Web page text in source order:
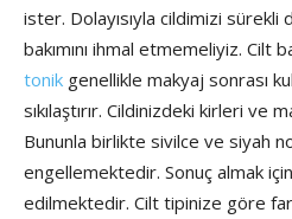
ister. Dolayısıyla cildimizi sürekli
bakımını ihmal etmemeliyiz. Cilt
tonik genellikle makyaj sonrası
sıkılaştırır. Cildinizdeki kirleri ve
Bununla birlikte sivilce ve siyah
engellemektedir. Sonuç almak
edilmektedir. Cilt tipinize göre